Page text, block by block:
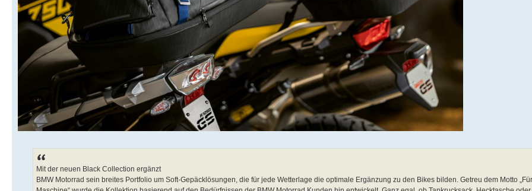
Mit der neuen Black Collection ergänzt
BMW Motorrad sein breites Portfolio um Soft-Gepäcklösungen, die für jede Wetterlage die optimale Ergänzung zu den Bikes bilden. Getreu dem Motto